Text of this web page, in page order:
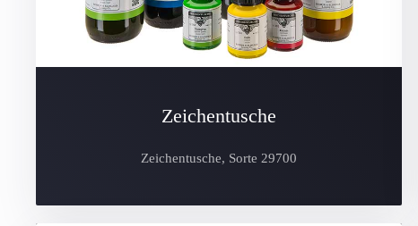
Zeichentusche
Zeichentusche, Sorte 29700